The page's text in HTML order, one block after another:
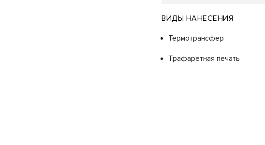
ВИДЫ НАНЕСЕНИЯ
Термотрансфер
Трафаретная печать